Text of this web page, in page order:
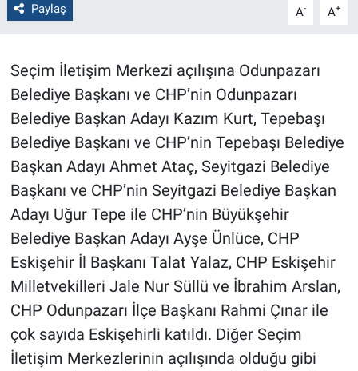
Paylaş A- A+
Seçim İletişim Merkezi açılışına Odunpazarı
Belediye Başkanı ve CHP’nin Odunpazarı
Belediye Başkan Adayı Kazım Kurt, Tepebaşı
Belediye Başkanı ve CHP’nin Tepebaşı Belediye
Başkan Adayı Ahmet Ataç, Seyitgazi Belediye
Başkanı ve CHP’nin Seyitgazi Belediye Başkan
Adayı Uğur Tepe ile CHP’nin Büyükşehir
Belediye Başkan Adayı Ayşe Ünlüce, CHP
Eskişehir İl Başkanı Talat Yalaz, CHP Eskişehir
Milletvekilleri Jale Nur Süllü ve İbrahim Arslan,
CHP Odunpazarı İlçe Başkanı Rahmi Çınar ile
çok sayıda Eskişehirli katıldı. Diğer Seçim
İletişim Merkezlerinin açılışında olduğu gibi
Yerel
Magazin
Bilim ve Teknoloji